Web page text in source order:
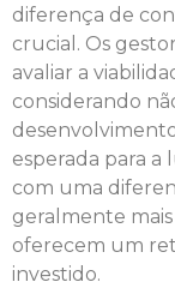
diferença de
crucial. Os
avaliar a
considerando
esperada para
com uma
geralmente
oferecem um
investido.